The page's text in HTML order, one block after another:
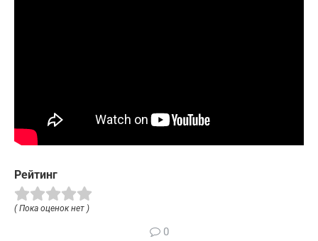
Рейтинг
( Пока оценок нет )
0